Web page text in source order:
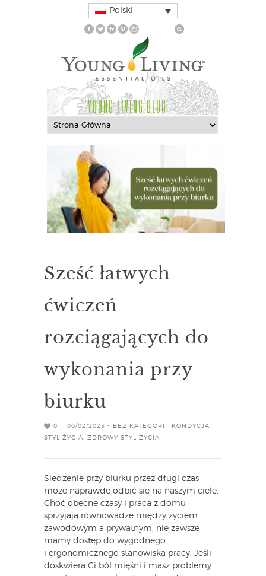
Polski
YOUNG LIVING BLOG
Sześć łatwych
ćwiczeń
rozciągających do
wykonania przy
biurku
0 06/02/2023 - BEZ KATEGORII KONDYCJA
STYL ŻYCIA
ZDROWY STYL ŻYCIA
Siedzenie przy biurku przez długi czas
może naprawdę odbić się na naszym ciele.
Choć obecne czasy i praca z domu
sprzyjają równowadze między życiem
zawodowym a prywatnym, nie zawsze
mamy dostęp do wygodnego
i ergonomicznego stanowiska pracy. Jeśli
doskwiera Ci ból mięśni i masz problemy